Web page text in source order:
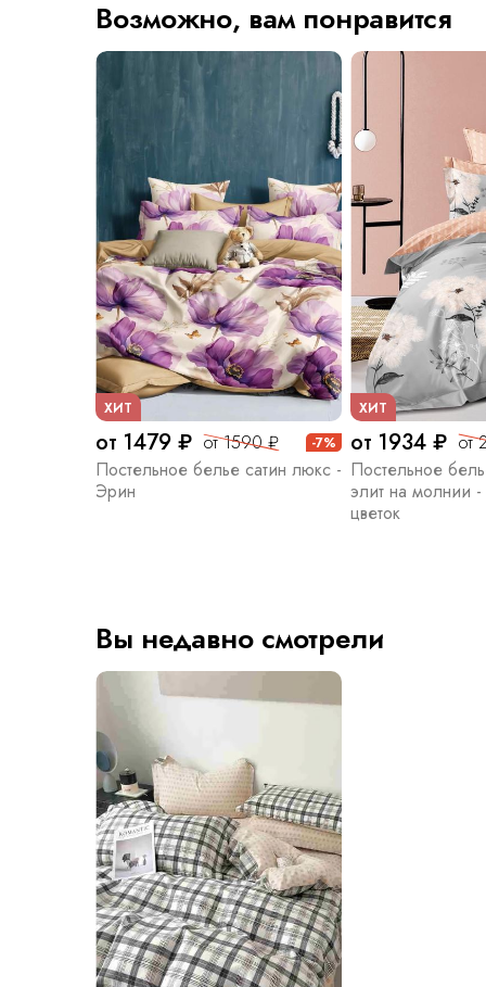
Возможно, вам понравится
ХИТ
от 1479 ₽ от 1590 ₽ -7%
Постельное белье сатин люкс -
Эрин
ХИТ
от 1934 ₽ от
Постельное
элит на молнии
цветок
Вы недавно смотрели